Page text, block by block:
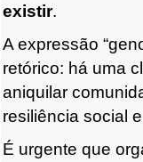
existir.
A expressão
retórico: há uma
aniquilar
resiliência social
É urgente que